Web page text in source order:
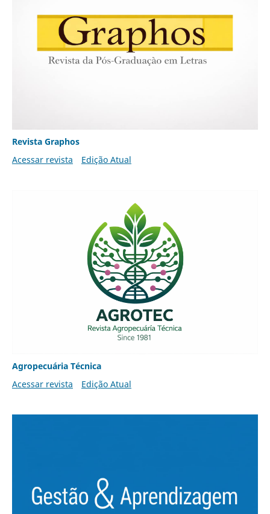
Revista Graphos
Acessar revista
Edição Atual
Agropecuária Técnica
Acessar revista
Edição Atual